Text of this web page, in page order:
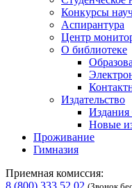
Конкурсы
Аспирантура
Центр
О библиотеке
Издательство
Новые
Проживание
Гимназия
Приемная комиссия:
8 (800) 333 52 02